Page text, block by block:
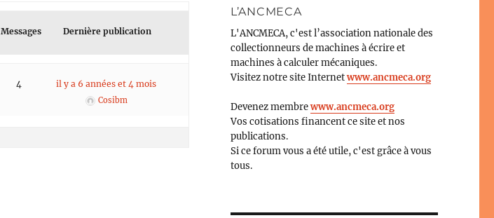
Messages Dernière publication
4 il y a 6 années et 4 mois
Cosibm
L’ANCMECA
L'ANCMECA, c'est l’association nationale des
collectionneurs de machines à écrire et
machines à calculer mécaniques.
Visitez notre site Internetwww.ancmeca.org
Devenez membrewww.ancmeca.org
Vos cotisations financent ce site et nos
publications.
Si ce forum vous a été utile, c'est grâce à vous
tous.